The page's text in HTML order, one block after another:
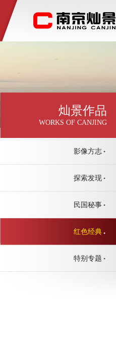
灿景作品
WORKS OF CANJING
影像方志
探索发现
民国秘事
红色经典
特别专题